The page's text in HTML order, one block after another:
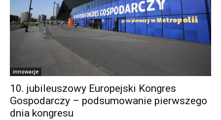
innowacje
10. jubileuszowy Europejski Kongres
Gospodarczy – podsumowanie pierwszego
dnia kongresu